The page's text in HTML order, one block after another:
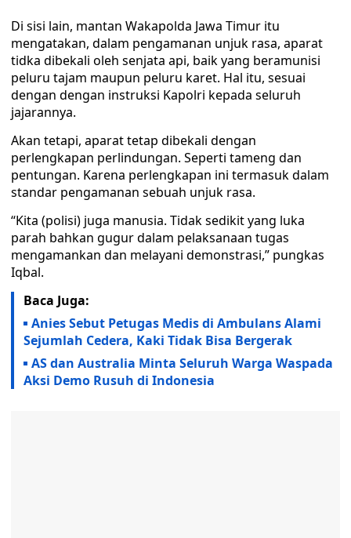
Di sisi lain, mantan Wakapolda Jawa Timur itu
mengatakan, dalam pengamanan unjuk rasa, aparat
tidka dibekali oleh senjata api, baik yang beramunisi
peluru tajam maupun peluru karet. Hal itu, sesuai
dengan dengan instruksi Kapolri kepada seluruh
jajarannya.
Akan tetapi, aparat tetap dibekali dengan
perlengkapan perlindungan. Seperti tameng dan
pentungan. Karena perlengkapan ini termasuk dalam
standar pengamanan sebuah unjuk rasa.
“Kita (polisi) juga manusia. Tidak sedikit yang luka
parah bahkan gugur dalam pelaksanaan tugas
mengamankan dan melayani demonstrasi,” pungkas
Iqbal.
Baca Juga:
Anies Sebut Petugas Medis di Ambulans Alami
Sejumlah Cedera, Kaki Tidak Bisa Bergerak
AS dan Australia Minta Seluruh Warga Waspada
Aksi Demo Rusuh di Indonesia